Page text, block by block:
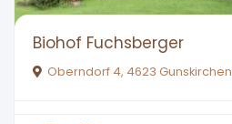
Biohof Fuchsberger
Oberndorf 4, 4623 Gunskirchen